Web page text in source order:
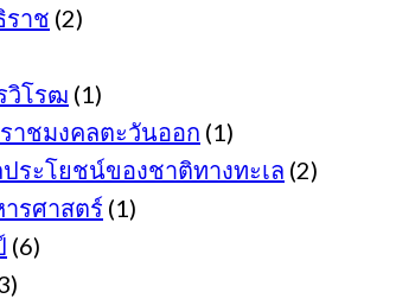
ราช (2)
วิโรฒ (1)
าชมงคลตะวันออก (1)
ระโยชน์ของชาติทางทะเล (2)
รศาสตร์ (1)
(6)